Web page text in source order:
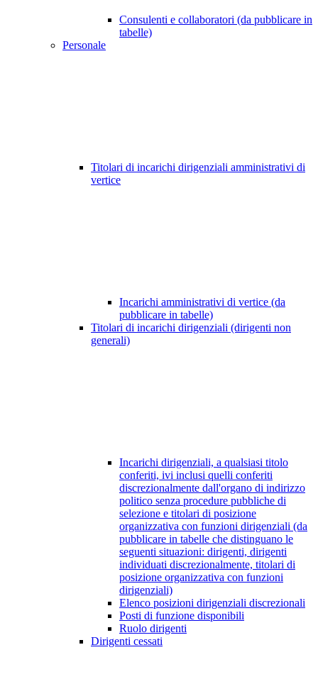
Consulenti e collaboratori (da pubblicare in
tabelle)
Personale
Titolari di incarichi dirigenziali amministrativi di
vertice
Incarichi amministrativi di vertice (da
pubblicare in tabelle)
Titolari di incarichi dirigenziali (dirigenti non
generali)
Incarichi dirigenziali, a qualsiasi titolo
conferiti, ivi inclusi quelli conferiti
discrezionalmente dall'organo di indirizzo
politico senza procedure pubbliche di
selezione e titolari di posizione
organizzativa con funzioni dirigenziali (da
pubblicare in tabelle che distinguano le
seguenti situazioni: dirigenti, dirigenti
individuati discrezionalmente, titolari di
posizione organizzativa con funzioni
dirigenziali)
Elenco posizioni dirigenziali discrezionali
Posti di funzione disponibili
Ruolo dirigenti
Dirigenti cessati